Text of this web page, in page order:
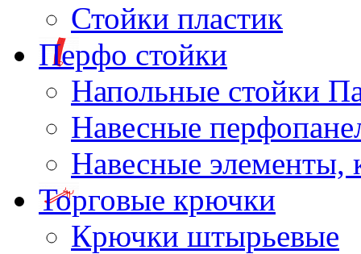
Стойки пластик
Перфо стойки
Напольные стойки
Навесные
Навесные элементы,
Торговые крючки
Крючки штырьевые